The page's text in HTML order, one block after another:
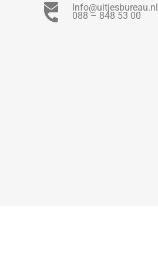
Info@uitjesbureau.nl
088 – 848 53 00